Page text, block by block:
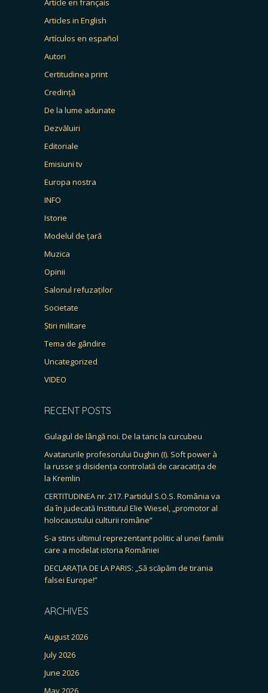
Article en français
Articles in English
Artículos en español
Autori
Certitudinea print
Credință
De la lume adunate
Dezvăluiri
Editoriale
Emisiuni tv
Europa nostra
INFO
Istorie
Modelul de țară
Muzica
Opinii
Salonul refuzaților
Societate
Știri militare
Tema de gândire
Uncategorized
VIDEO
RECENT POSTS
Gulagul de lângă noi. De la tanc la curcubeu
Avatarurile profesorului Dughin (I). Soft power à
la russe și disidența controlată de caracatița de
la Kremlin
CERTITUDINEA nr. 217. Partidul S.O.S. România va
da în judecată Institutul Elie Wiesel, „promotor al
holocaustului culturii române”
S-a stins ultimul reprezentant politic al unei familii
care a modelat istoria României
DECLARAȚIA DE LA PARIS: „Să scăpăm de tirania
falsei Europe!”
ARCHIVES
August 2026
July 2026
June 2026
May 2026